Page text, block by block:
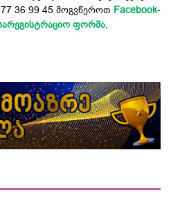
36 99 45 მოგვწეროთ Facebook-
ფორმა.